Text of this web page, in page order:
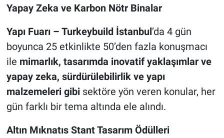
Yapay Zeka ve Karbon Nötr Binalar
Yapı Fuarı – Turkeybuild İstanbul’da 4 gün
boyunca 25 etkinlikte 50’den fazla konuşmacı
ile mimarlık, tasarımda inovatif yaklaşımlar ve
yapay zeka, sürdürülebilirlik ve yapı
malzemeleri gibisektöre yön veren konular, her
gün farklı bir tema altında ele alındı.
Altın Mıknatıs Stant Tasarım Ödülleri